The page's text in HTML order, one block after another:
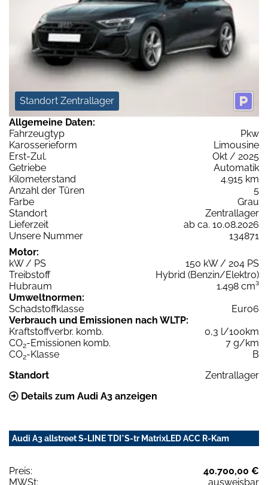
Standort Zentrallager
Allgemeine Daten:
Fahrzeugtyp
Pkw
Karosserieform
Limousine
Erst-Zul.
Okt / 2025
Getriebe
Automatik
Kilometerstand
4.915 km
Anzahl der Türen
5
Farbe
Grau
Standort
Zentrallager
Lieferzeit
ab ca. 10.08.2026
Unsere Nummer
134871
Motor:
kW / PS
150 kW / 204 PS
Treibstoff
Hybrid (Benzin/Elektro)
Hubraum
1.498 cm³
Umweltnormen:
Schadstoffklasse
Euro6
Verbrauch und Emissionen nach WLTP:
Kraftstoffverbr. komb.
0,3 l/100km
CO2-Emissionen komb.
7 g/km
CO2-Klasse
B
Standort
Zentrallager
Details zum Audi A3 anzeigen
Audi A3 allstreet S-LINE TDI*S-tr MatrixLED ACC R-Kam
Preis:
40.700,00 €
MWSt:
ausweisbar